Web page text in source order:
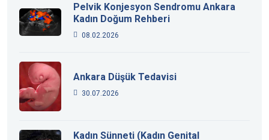
Pelvik Konjesyon Sendromu Ankara
Kadın Doğum Rehberi
08.02.2026
Ankara Düşük Tedavisi
30.07.2026
Kadın Sünneti (Kadın Genital